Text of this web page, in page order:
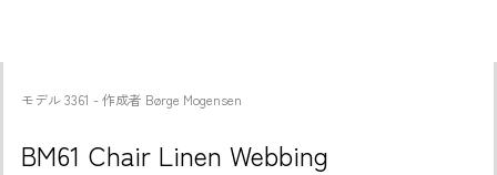
モデル3361 - 作成者 Børge Mogensen
BM61 Chair Linen Webbing